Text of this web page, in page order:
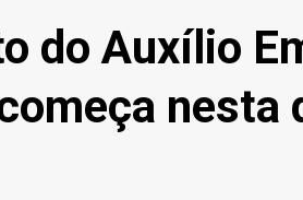
do Auxílio
nesta